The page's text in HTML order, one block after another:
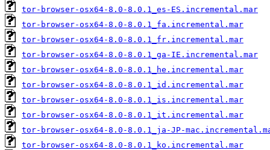
tor-browser-osx64-8.0-8.0.1_es-ES.incremental.mar
tor-browser-osx64-8.0-8.0.1_fa.incremental.mar
tor-browser-osx64-8.0-8.0.1_fr.incremental.mar
tor-browser-osx64-8.0-8.0.1_ga-IE.incremental.mar
tor-browser-osx64-8.0-8.0.1_he.incremental.mar
tor-browser-osx64-8.0-8.0.1_id.incremental.mar
tor-browser-osx64-8.0-8.0.1_is.incremental.mar
tor-browser-osx64-8.0-8.0.1_it.incremental.mar
tor-browser-osx64-8.0-8.0.1_ja-JP-
tor-browser-osx64-8.0-8.0.1_ko.incremental.mar